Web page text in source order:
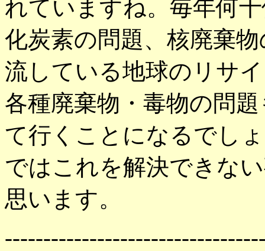
れていますね。毎年何
化炭素の問題、核廃棄
流している地球のリサ
各種廃棄物・毒物の問
て行くことになるでし
ではこれを解決できな
思います。